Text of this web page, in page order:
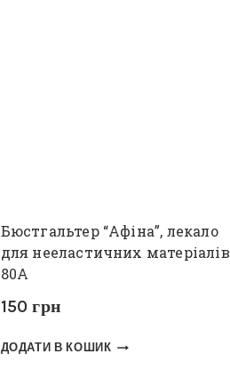
Бюстгальтер “Афіна”, лекало
для нееластичних
80А
150грн
ДОДАТИ В КОШИК